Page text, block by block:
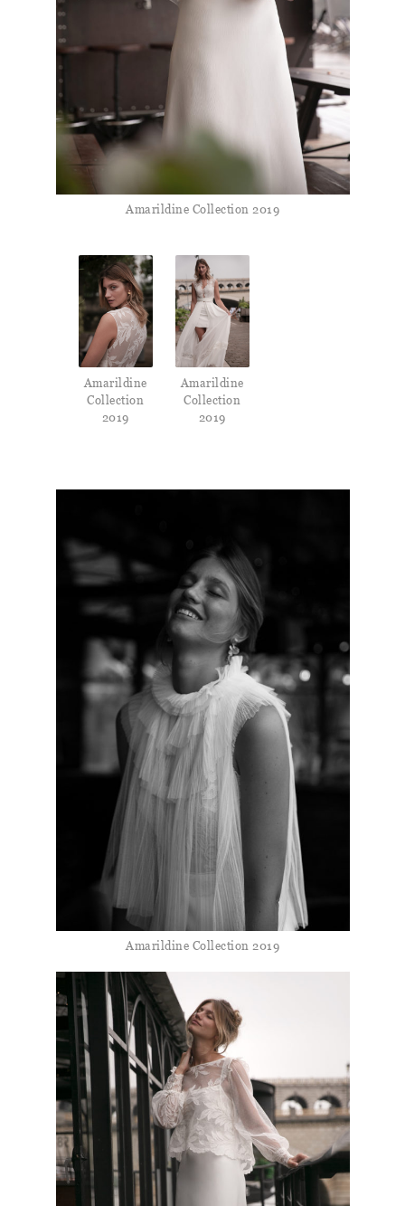
Amarildine Collection 2019
Amarildine
Collection
2019
Amarildine
Collection
2019
Amarildine Collection 2019